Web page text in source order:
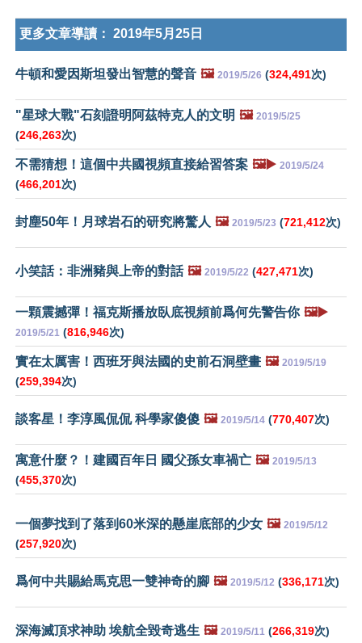
更多文章導讀： 2019年5月25日
牛頓和愛因斯坦發出智慧的聲音 🖼️ 2019/5/26 (324,491次)
"星球大戰"石刻證明阿茲特克人的文明 🖼️ 2019/5/25
(246,263次)
不需猜想！這個中共國視頻直接給習答案 🖼️▶️ 2019/5/24
(466,201次)
封塵50年！月球岩石的研究將驚人 🖼️ 2019/5/23 (721,412次)
小笑話：非洲豬與上帝的對話 🖼️ 2019/5/22 (427,471次)
一顆震撼彈！福克斯播放臥底視頻前爲何先警告你 🖼️▶️
2019/5/21 (816,946次)
實在太厲害！西班牙與法國的史前石洞壁畫 🖼️ 2019/5/19
(259,394次)
談客星！李淳風侃侃 科學家傻傻 🖼️ 2019/5/14 (770,407次)
寓意什麼？！建國百年日 國父孫女車禍亡 🖼️ 2019/5/13
(455,370次)
一個夢找到了落到60米深的懸崖底部的少女 🖼️ 2019/5/12
(257,920次)
爲何中共賜給馬克思一雙神奇的腳 🖼️ 2019/5/12 (336,171次)
深海滅頂求神助 埃航全毀奇逃生 🖼️ 2019/5/11 (266,319次)